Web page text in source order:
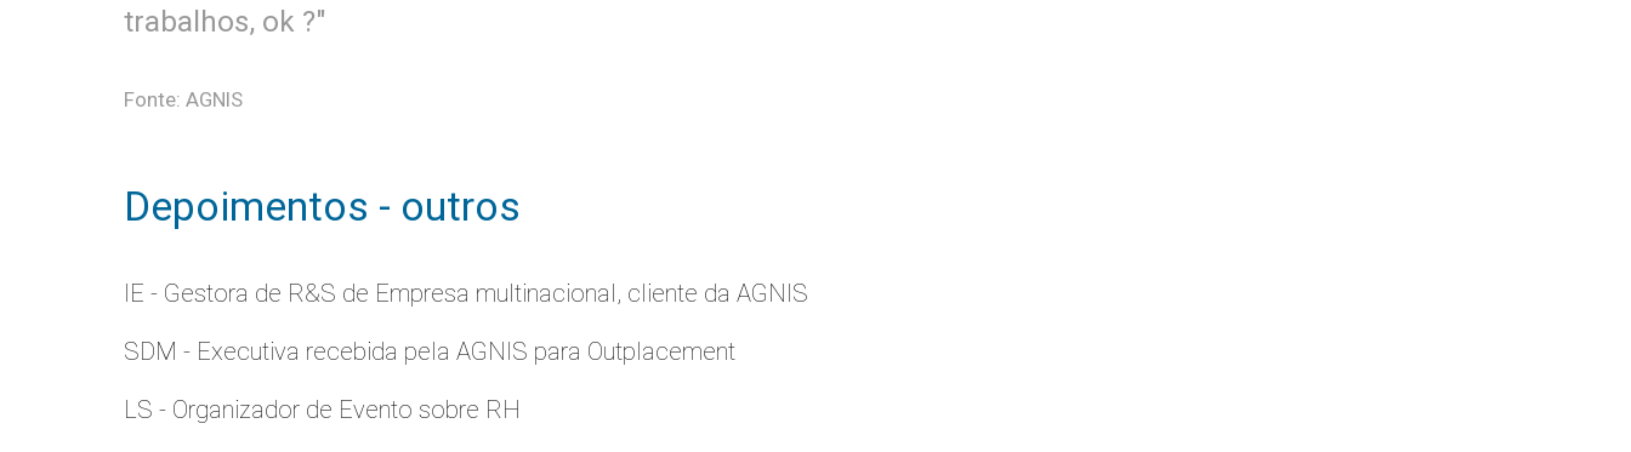
trabalhos, ok ?"
Fonte: AGNIS
Depoimentos - outros
IE - Gestora de R&S de Empresa multinacional, cliente da AGNIS
SDM - Executiva recebida pela AGNIS para Outplacement
LS - Organizador de Evento sobre RH